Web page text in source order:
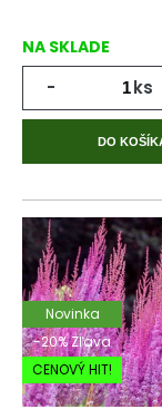
NA SKLADE
- ks
DO
Novinka
-20% Zľava
CENOVÝ HIT!